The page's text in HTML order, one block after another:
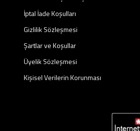
İptal İade Koşulları
Gizlilik Sözleşmesi
Şartlar ve Koşullar
Üyelik Sözleşmesi
Kişisel Verilerin Korunması